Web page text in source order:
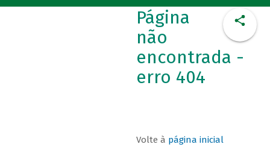
Página
não
encontrada -
erro 404
Volte à página inicial